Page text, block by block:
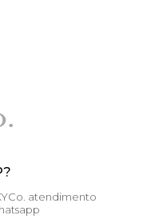
atendimento